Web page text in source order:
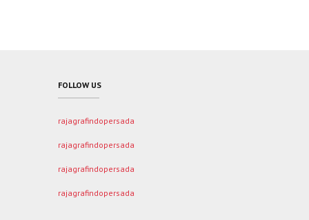
FOLLOW US
rajagrafindopersada
rajagrafindopersada
rajagrafindopersada
rajagrafindopersada